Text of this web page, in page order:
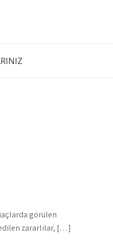
görülen
zararlılar, […]